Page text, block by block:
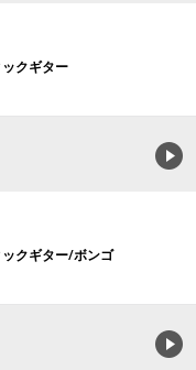
クギター
クギター/ボンゴ